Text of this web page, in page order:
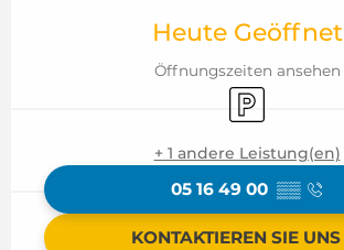
Heute Geöffnet
Öffnungszeiten ansehen
Parkplatz
+ 1 andere Leistung(en)
05 16 49 00 ▒▒
KONTAKTIEREN SIE UNS